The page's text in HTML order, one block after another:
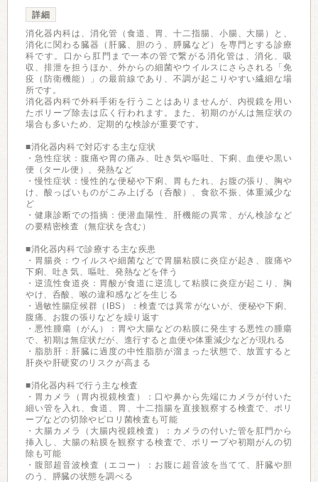
詳細
消化器内科は、消化管（食道、胃、十二指腸、小腸、大腸）と、
消化に関わる臓器（肝臓、胆のう、膵臓など）を専門とする診療
科です。口から肛門まで一本の管で繋がる消化管は、消化、吸
収、排泄を担うほか、外からの細菌やウイルスにさらされる「免
疫（防衛機能）」の最前線であり、不調が起こりやすい繊細な場
所です。
消化器内科で外科手術を行うことはありませんが、内視鏡を用い
たポリープ除去は広く行われます。また、初期のがんは無症状の
場合も多いため、定期的な検診が重要です。
■消化器内科で対応する主な症状
・急性症状：腹痛や胃の痛み、吐き気や嘔吐、下痢、血便や黒い
便（タール便）、発熱など
・慢性症状：慢性的な便秘や下痢、胃もたれ、お腹の張り、胸や
け、酸っぱいものがこみ上げる（呑酸）、食欲不振、体重減少な
ど
・健康診断での指摘：便潜血陽性、肝機能の異常、がん検診など
の要精密検査（無症状を含む）
■消化器内科で診療する主な疾患
・胃腸炎：ウイルスや細菌などで胃腸粘膜に炎症が起き、腹痛や
下痢、吐き気、嘔吐、発熱などを伴う
・逆流性食道炎：胃酸が食道に逆流して粘膜に炎症が起こり、胸
やけ、呑酸、喉の違和感などを生じる
・過敏性腸症候群（IBS）：検査では異常がないが、便秘や下痢、
腹痛、お腹の張りなどを繰り返す
・悪性腫瘍（がん）：胃や大腸などの粘膜に発生する悪性の腫瘍
で、初期は無症状だが、進行すると血便や体重減少などが現れる
・脂肪肝：肝臓に過度の中性脂肪が溜まった状態で、放置すると
肝炎や肝硬変のリスクが高まる
■消化器内科で行う主な検査
・胃カメラ（胃内視鏡検査）：口や鼻から先端にカメラが付いた
細い管を入れ、食道、胃、十二指腸を直接観察する検査で、ポリ
ープなどの切除やピロリ菌検査も可能
・大腸カメラ（大腸内視鏡検査）：カメラの付いた管を肛門から
挿入し、大腸の粘膜を観察する検査で、ポリープや初期がんの切
除も可能
・腹部超音波検査（エコー）：お腹に超音波を当てて、肝臓や胆
のう、膵臓の状態を調べる